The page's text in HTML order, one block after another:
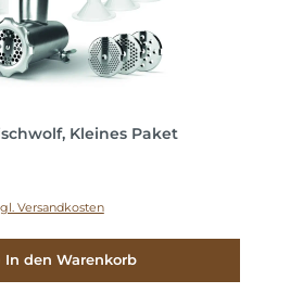
Kleines Paket
Versandkosten
In den Warenkorb